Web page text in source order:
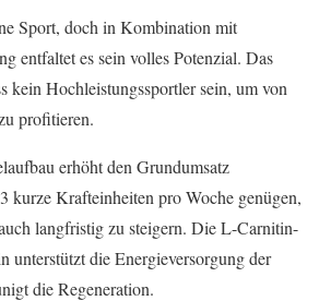
Sport, doch in Kombination mit
entfaltet es sein volles Potenzial. Das
kein Hochleistungssportler sein, um von
profitieren.
erhöht den Grundumsatz
kurze Krafteinheiten pro Woche genügen,
langfristig zu steigern. Die L-Carnitin-
unterstützt die Energieversorgung der
die Regeneration.